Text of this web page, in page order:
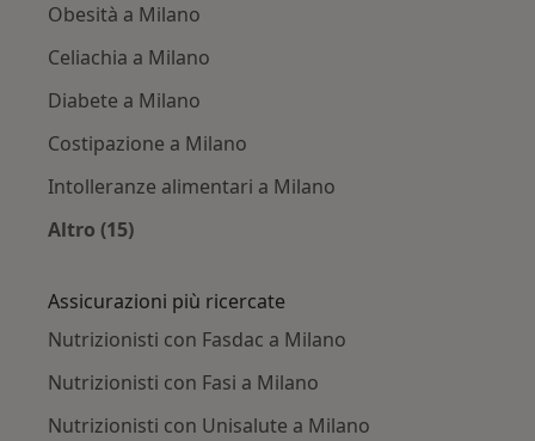
Obesità a Milano
Celiachia a Milano
Diabete a Milano
Costipazione a Milano
Intolleranze alimentari a Milano
Altro (15)
Assicurazioni più ricercate
Nutrizionisti con Fasdac a Milano
Nutrizionisti con Fasi a Milano
Nutrizionisti con Unisalute a Milano